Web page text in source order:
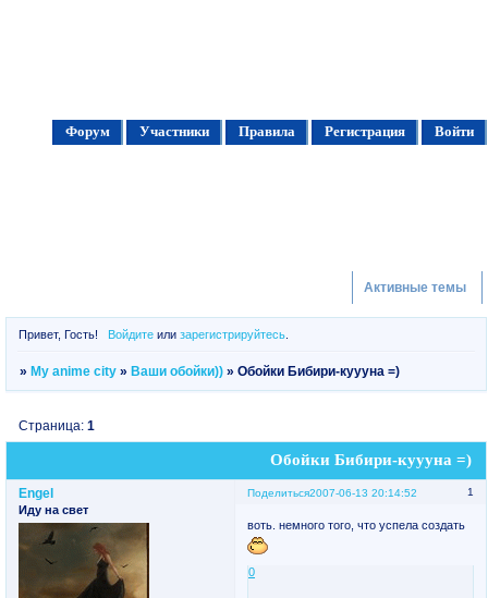
Форум Участники Правила Регистрация Войти
Активные темы
Привет, Гость! Войдитеили зарегистрируйтесь.
»My anime city »Ваши обойки)) »Обойки Бибири-куууна =)
Обойки Бибири-куууна =)
Страница:1
Поделиться 1
2007-06-13 20:14:52
Engel
Иду на свет
воть. немного того, что успела создать
0